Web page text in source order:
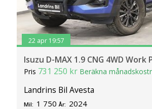
22 apr 19:57
Isuzu D-MAX 1.9 CNG 4WD Work
Pris 731 250 kr Beräkna
Landrins Bil Avesta
Mil: 1 750 År: 2024